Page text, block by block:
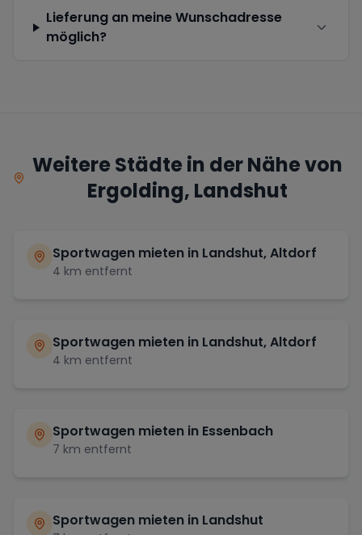
Lieferung an meine Wunschadresse
möglich?
Weitere Städte in der Nähe von
Ergolding, Landshut
Sportwagen mieten in Landshut, Altdorf
4 km entfernt
Sportwagen mieten in Landshut, Altdorf
4 km entfernt
Sportwagen mieten in Essenbach
7 km entfernt
Sportwagen mieten in Landshut